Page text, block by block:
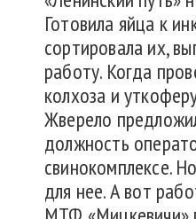
Готовила яйца к
сортировала их,
работу. Когда
колхоза и
Жверело
должность
свинокомплексе.
для нее. А вот